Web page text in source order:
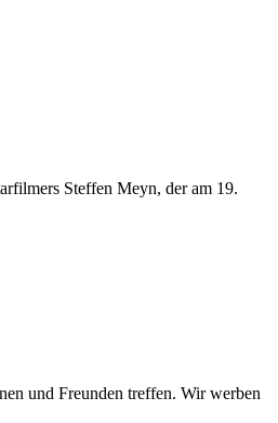
Steffen Meyn, der am 19.
und Freunden treffen. Wir werben